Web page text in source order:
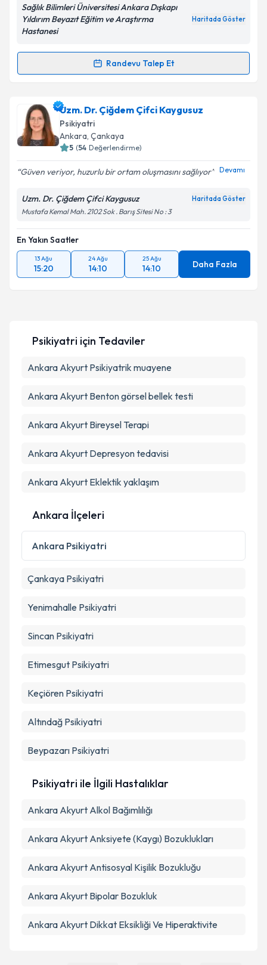
Sağlık Bilimleri Üniversitesi Ankara Dışkapı
Yıldırım Beyazıt Eğitim ve Araştırma
Hastanesi
Haritada Göster
Randevu Talep Et
Randevu Takvimi Talebi
Doç. Dr. Yasir Şafakiçin randevu takvimi talebi
oluşturun. Size bu uzmandan randevu almanız için bir
takvim hazırlandığında e-posta ile bilgilendireceğiz.
Kişisel verilerimin işlenmesine ilişkin
Metni'ni okudum ve kişisel verilerimin belirtilen
kapsamda işlenmesini kabul ediyorum.
Takvim Talebini Gönder
Uzm. Dr. Çiğdem Çifci Kaygusuz
Psikiyatri
Ankara, Çankaya
5 (54 Değerlendirme)
Güven veriyor, huzurlu bir ortam oluşmasını sağlıyor Devamı
Uzm. Dr. Çiğdem Çifci Kaygusuz Haritada Göster
Mustafa Kemal Mah. 2102 Sok . Barış Sitesi No : 3
En Yakın Saatler
13 Ağu
15:20
24 Ağu
14:10
25 Ağu
14:10 Daha Fazla
Psikiyatri için Tedaviler
Ankara Akyurt Psikiyatrik muayene
Ankara Akyurt Benton görsel bellek testi
Ankara Akyurt Bireysel Terapi
Ankara Akyurt Depresyon tedavisi
Ankara Akyurt Eklektik yaklaşım
Ankara İlçeleri
Ankara Psikiyatri
Çankaya Psikiyatri
Yenimahalle Psikiyatri
Sincan Psikiyatri
Etimesgut Psikiyatri
Keçiören Psikiyatri
Altındağ Psikiyatri
Beypazarı Psikiyatri
Psikiyatri ile İlgili Hastalıklar
Ankara Akyurt Alkol Bağımlılığı
Ankara Akyurt Anksiyete (Kaygı) Bozuklukları
Ankara Akyurt Antisosyal Kişilik Bozukluğu
Ankara Akyurt Bipolar Bozukluk
Ankara Akyurt Dikkat Eksikliği Ve Hiperaktivite